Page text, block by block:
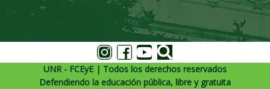
UNR - FCEyE | Todos los derechos reservados
Defendiendo la educación pública, libre y gratuita